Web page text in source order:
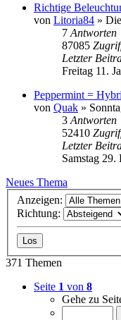
Richtige
von Litoria84 »
7 Antworten
87085
Letzter
Freitag 11.
Peppermint =
von Quak »
3 Antworten
52410
Letzter
Samstag 29.
Neues Thema
Anzeigen:
Richtung:
371 Themen
Seite 1 von 8
Gehe zu